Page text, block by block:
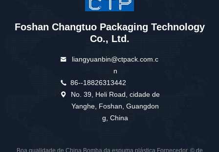
Foshan Changtuo Packaging Technology
Co., Ltd.
liangyuanbin@ctpack.com.c
n
86--18826313442
No. 39, Heli Road, cidade de
Yanghe, Foshan, Guangdon
g, China
Boa qualidade de China Bomba da espuma plástica Fornecedor. © de